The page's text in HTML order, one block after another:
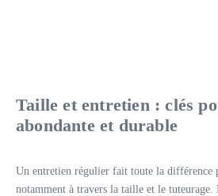
Taille et entretien : clés
abondante et durable
Un entretien régulier fait toute la différence
notamment à travers la taille et le tuteurage.